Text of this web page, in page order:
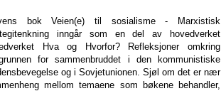
bok Veien(e) til sosialisme - Marxistisk
inngår som en del av hovedverket
Hva og Hvorfor? Refleksjoner omkring
for sammenbruddet i den kommunistiske
og i Sovjetunionen. Sjøl om det er nær
mellom temaene som bøkene behandler,